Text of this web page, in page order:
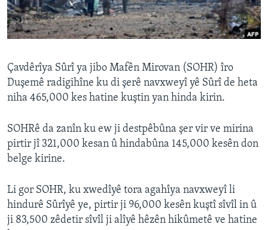
ÇAND Û HUNER
SERNIVÎS
Learning English
Çavdêrîya Sûrî ya jibo Mafên Mirovan (SOHR) îro
Duşemê radigihîne ku di şerê navxweyî yê Sûrî de heta
niha 465,000 kes hatine kuştin yan hinda kirin.
SOHRê da zanîn ku ew ji destpêbûna şer vir ve mirina
pirtir jî 321,000 kesan û hindabûna 145,000 kesên don
belge kirine.
Li gor SOHR, ku xwedîyê tora agahîya navxweyî li
hindurê Sûrîyê ye, pirtir ji 96,000 kesên kuştî sîvîl in û
ji 83,500 zêdetir sîvîl ji alîyê hêzên hikûmetê ve hatine